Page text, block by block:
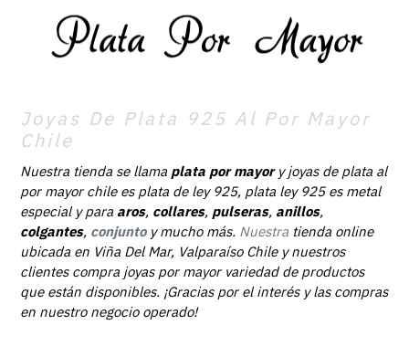
Joyas De Plata 925 Al Por Mayor
Chile
Nuestra tienda se llama plata por mayory joyas de plata al
por mayor chile es plata de ley 925, plata ley 925 es metal
especial y para aros, collares, pulseras, anillos,
colgantes, conjunto y mucho más. Nuestra tienda online
ubicada en Viña Del Mar, Valparaíso Chile y nuestros
clientes compra joyas por mayor variedad de productos
que están disponibles. ¡Gracias por el interés y las compras
en nuestro negocio operado!